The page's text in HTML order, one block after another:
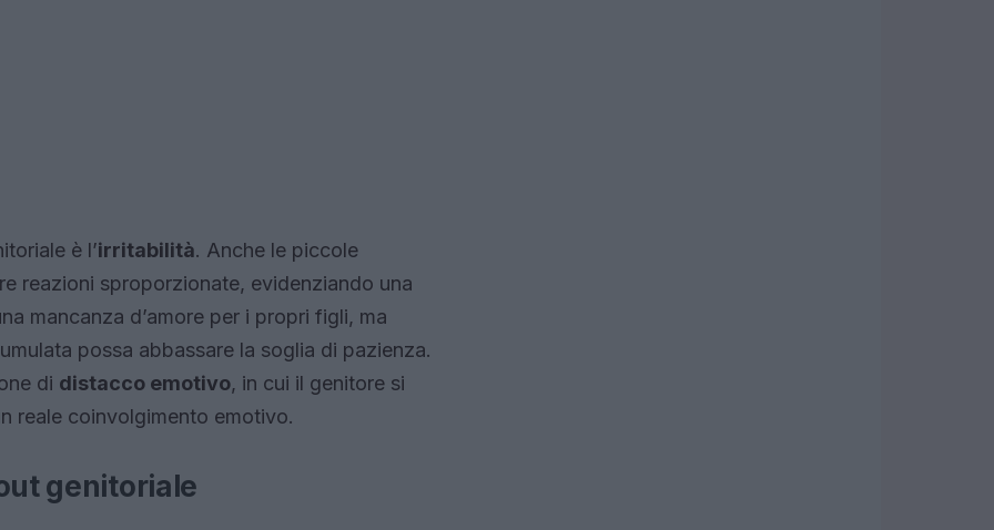
è l’irritabilità. Anche le piccole
reazioni sproporzionate, evidenziando una
mancanza d’amore per i propri figli, ma
possa abbassare la soglia di pazienza.
di distacco emotivo, in cui il genitore si
reale coinvolgimento emotivo.
genitoriale